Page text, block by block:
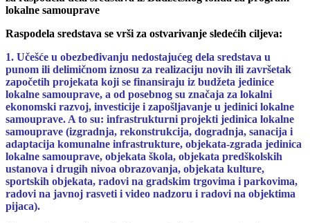
lokalne samouprave
Raspodela sredstava se vrši za ostvarivanje sledećih ciljeva:
1. Učešće u obezbeđivanju nedostajućeg dela sredstava u
punom ili delimičnom iznosu za realizaciju novih ili završetak
započetih projekata koji se finansiraju iz budžeta jedinice
lokalne samouprave, a od posebnog su značaja za lokalni
ekonomski razvoj, investicije i zapošljavanje u jedinici lokalne
samouprave. A to su: infrastrukturni projekti jedinica lokalne
samouprave (izgradnja, rekonstrukcija, dogradnja, sanacija i
adaptacija komunalne infrastrukture, objekata-zgrada jedinica
lokalne samouprave, objekata škola, objekata predškolskih
ustanova i drugih nivoa obrazovanja, objekata kulture,
sportskih objekata, radovi na gradskim trgovima i parkovima,
radovi na javnoj rasveti i video nadzoru i radovi na objektima
pijaca).